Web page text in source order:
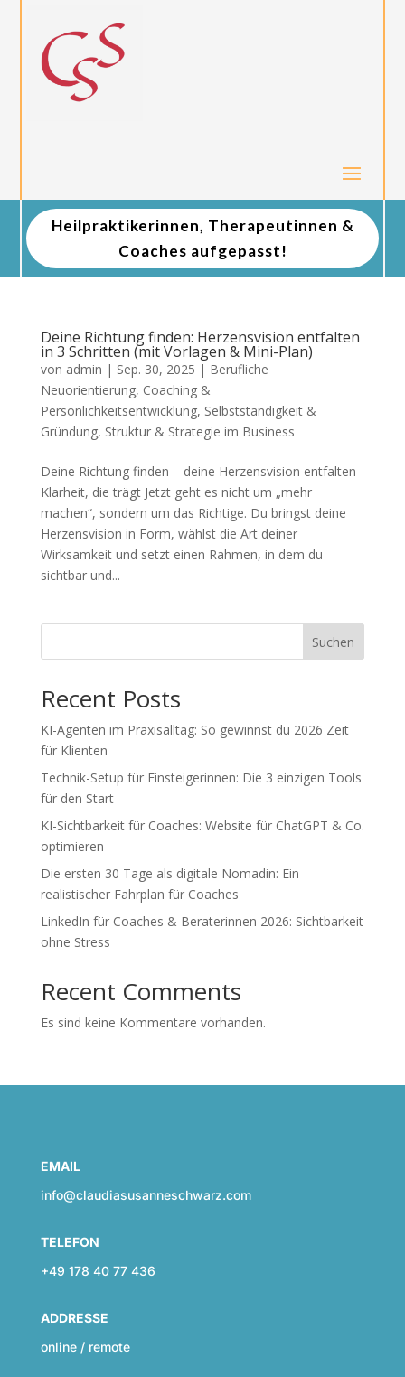
Heilpraktikerinnen, Therapeutinnen &
Coaches aufgepasst!
Deine Richtung finden: Herzensvision entfalten
in 3 Schritten (mit Vorlagen & Mini-Plan)
von admin | Sep. 30, 2025 | Berufliche
Neuorientierung, Coaching &
Persönlichkeitsentwicklung, Selbstständigkeit &
Gründung, Struktur & Strategie im Business
Deine Richtung finden – deine Herzensvision entfalten
Klarheit, die trägt Jetzt geht es nicht um „mehr
machen“, sondern um das Richtige. Du bringst deine
Herzensvision in Form, wählst die Art deiner
Wirksamkeit und setzt einen Rahmen, in dem du
sichtbar und...
Suchen
Recent Posts
KI-Agenten im Praxisalltag: So gewinnst du 2026 Zeit
für Klienten
Technik-Setup für Einsteigerinnen: Die 3 einzigen Tools
für den Start
KI-Sichtbarkeit für Coaches: Website für ChatGPT & Co.
optimieren
Die ersten 30 Tage als digitale Nomadin: Ein
realistischer Fahrplan für Coaches
LinkedIn für Coaches & Beraterinnen 2026: Sichtbarkeit
ohne Stress
Recent Comments
Es sind keine Kommentare vorhanden.
EMAIL
info@claudiasusanneschwarz.com
TELEFON
+49 178 40 77 436
ADDRESSE
online / remote